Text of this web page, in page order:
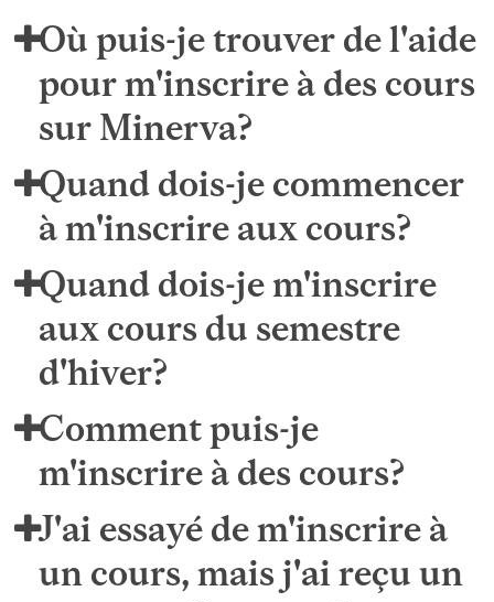
Où puis-je trouver de l'aide
pour m'inscrire à des cours
sur Minerva?
Quand dois-je commencer
à m'inscrire aux cours?
Quand dois-je m'inscrire
aux cours du semestre
d'hiver?
Comment puis-je
m'inscrire à des cours?
J'ai essayé de m'inscrire à
un cours, mais j'ai reçu un